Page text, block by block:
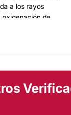
a los rayos
oxigenación de
y clara. El
y la capacitación
previene el
encontrará el